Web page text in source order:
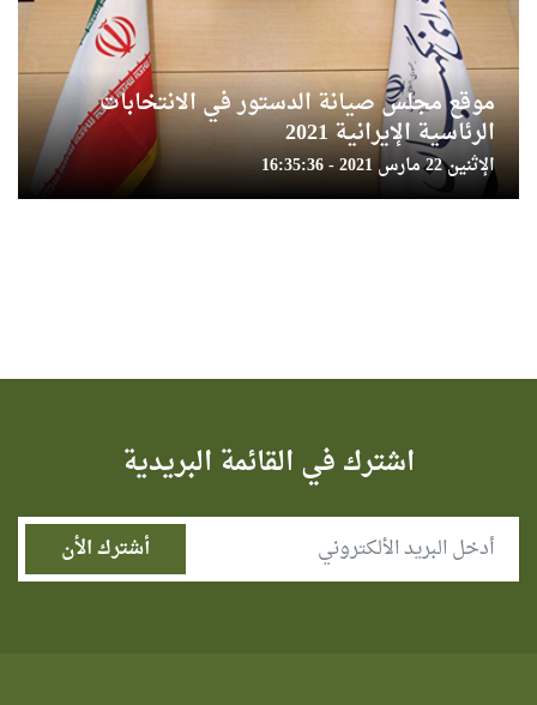
موقع مجلس صيانة الدستور في الانتخابات
الرئاسية الإيرانية 2021
الإثنين 22 مارس 2021 - 16:35:36
اشترك في القائمة البريدية